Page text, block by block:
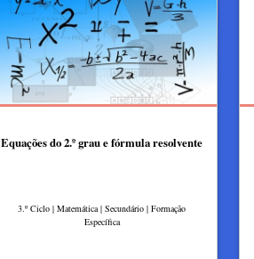
Equações do 2.º grau e fórmula resolvente
3.º Ciclo | Matemática | Secundário | Formação
Específica